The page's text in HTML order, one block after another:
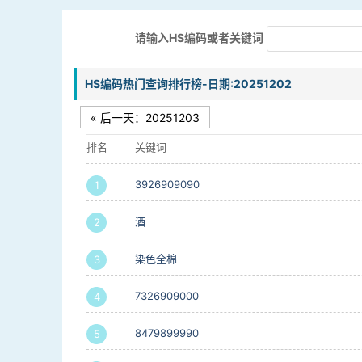
请输入HS编码或者关键词
HS编码热门查询排行榜-日期:20251202
« 后一天：20251203
排名 关键词
1 3926909090
2 酒
3 染色全棉
4 7326909000
5 8479899990